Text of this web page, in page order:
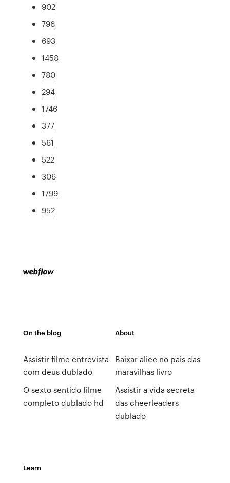
902
796
693
1458
780
294
1746
377
561
522
306
1799
952
On the blog
Assistir filme entrevista
com deus dublado
O sexto sentido filme
completo dublado hd
About
Baixar alice no pais das
maravilhas livro
Assistir a vida secreta
das cheerleaders
dublado
Learn